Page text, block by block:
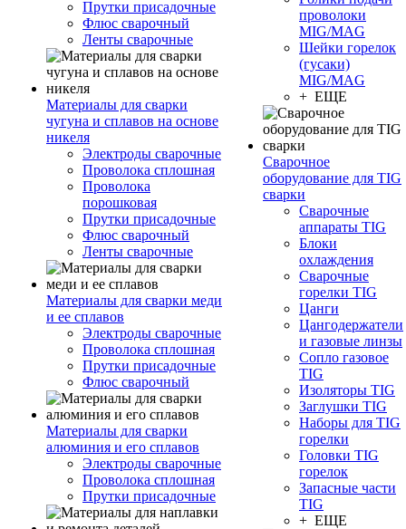
Прутки присадочные
Флюс сварочный
Ленты сварочные
Материалы для сварки
чугуна и сплавов на основе
никеля
Электроды сварочные
Проволока сплошная
Проволока
порошковая
Прутки присадочные
Флюс сварочный
Ленты сварочные
Материалы для сварки меди
и ее сплавов
Электроды сварочные
Проволока сплошная
Прутки присадочные
Флюс сварочный
Материалы для сварки
алюминия и его сплавов
Электроды сварочные
Проволока сплошная
Прутки присадочные
проволоки
MIG/MAG
Шейки горелок
(гусаки)
MIG/MAG
+ ЕЩЕ
Сварочное
оборудование для TIG
сварки
Сварочные
аппараты TIG
Блоки
охлаждения
Сварочные
горелки TIG
Цанги
Цангодержатели
и газовые линзы
Сопло газовое
TIG
Изоляторы TIG
Заглушки TIG
Наборы для TIG
горелки
Головки TIG
горелок
Запасные части
TIG
+ ЕЩЕ